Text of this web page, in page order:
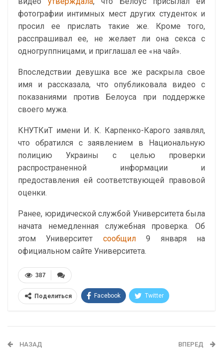
фотографии интимных мест других студенток и
просил ее прислать такие же. Кроме того,
расспрашивал ее, не желает ли она секса с
одногруппницами, и приглашал ее «на чай».
Впоследствии девушка все же раскрыла свое
имя и рассказала, что опубликовала видео с
показаниями против Белоуса при поддержке
своего мужа.
КНУТКиТ имени И. К. Карпенко-Карого заявлял,
что обратился с заявлением в Национальную
полицию Украины с целью проверки
распространенной информации и
предоставления ей соответствующей правовой
оценки.
Ранее, юридической службой Университета была
начата немедленная служебная проверка. Об
этом Университет сообщил9 января на
официальном сайте Университета.
387
Поделиться Facebook Twitter
НАЗАД ВПЕРЕД